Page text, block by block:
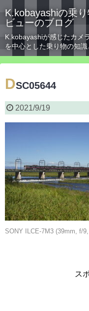
K.kobayashiの乗
ビューのブログ
K.kobayashiが感じたカメ
を中心とした乗り物の知
DSC05644
2021/9/19
SONY ILCE-7M3 (39mm, f/
ス